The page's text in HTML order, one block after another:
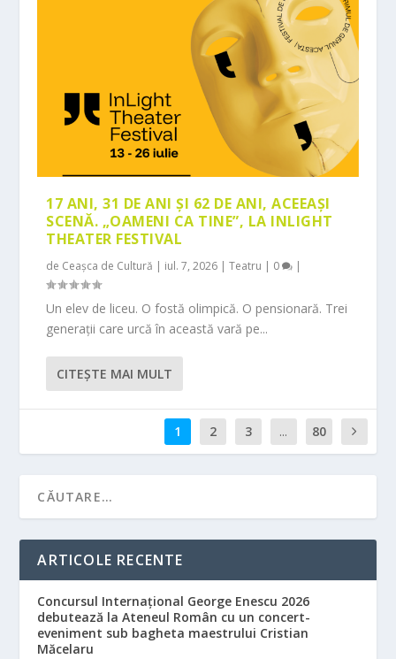
17 ANI, 31 DE ANI ȘI 62 DE ANI, ACEEAȘI
SCENĂ. „OAMENI CA TINE”, LA INLIGHT
THEATER FESTIVAL
de Ceașca de Cultură | iul. 7, 2026 |Teatru | 0 |
Un elev de liceu. O fostă olimpică. O pensionară. Trei
generații care urcă în această vară pe...
CITEŞTE MAI MULT
1 2 3 ... 80
ARTICOLE RECENTE
Concursul Internațional George Enescu 2026
debutează la Ateneul Român cu un concert-
eveniment sub bagheta maestrului Cristian
Măcelaru